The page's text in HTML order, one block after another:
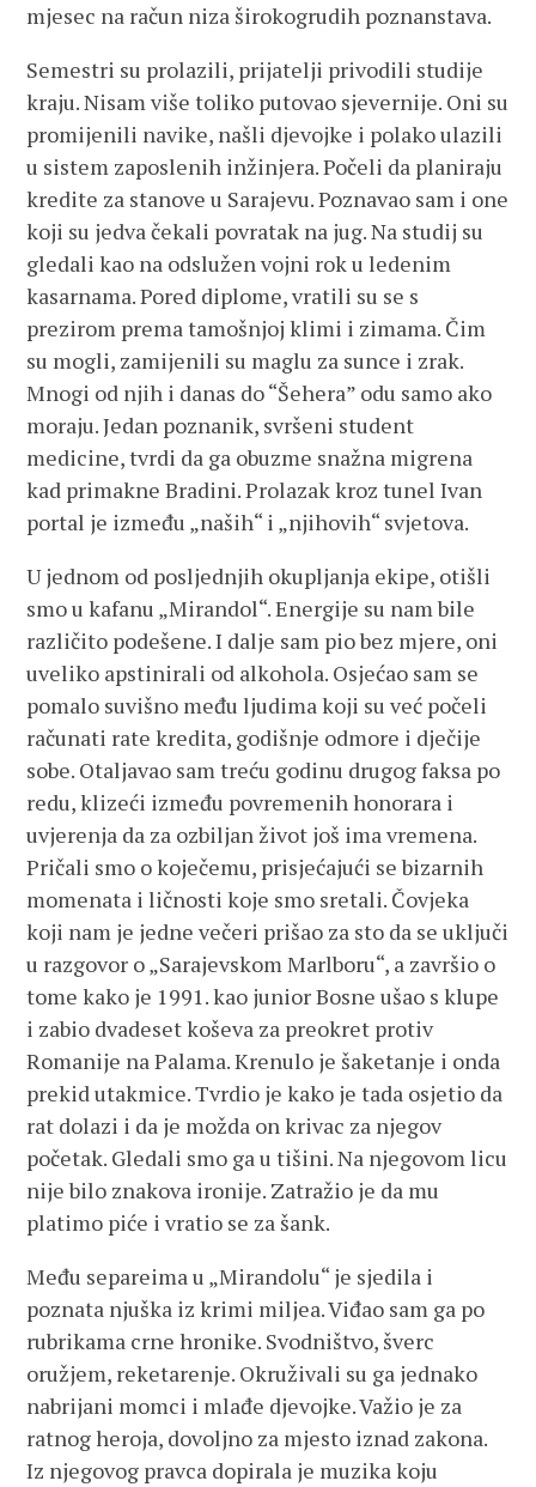
mjesec na račun niza širokogrudih poznanstava.
Semestri su prolazili, prijatelji privodili studije
kraju. Nisam više toliko putovao sjevernije. Oni su
promijenili navike, našli djevojke i polako ulazili
u sistem zaposlenih inžinjera. Počeli da planiraju
kredite za stanove u Sarajevu. Poznavao sam i one
koji su jedva čekali povratak na jug. Na studij su
gledali kao na odslužen vojni rok u ledenim
kasarnama. Pored diplome, vratili su se s
prezirom prema tamošnjoj klimi i zimama. Čim
su mogli, zamijenili su maglu za sunce i zrak.
Mnogi od njih i danas do “Šehera” odu samo ako
moraju. Jedan poznanik, svršeni student
medicine, tvrdi da ga obuzme snažna migrena
kad primakne Bradini. Prolazak kroz tunel Ivan
portal je između „naših“ i „njihovih“ svjetova.
U jednom od posljednjih okupljanja ekipe, otišli
smo u kafanu „Mirandol“. Energije su nam bile
različito podešene. I dalje sam pio bez mjere, oni
uveliko apstinirali od alkohola. Osjećao sam se
pomalo suvišno među ljudima koji su već počeli
računati rate kredita, godišnje odmore i dječije
sobe. Otaljavao sam treću godinu drugog faksa po
redu, klizeći između povremenih honorara i
uvjerenja da za ozbiljan život još ima vremena.
Pričali smo o koječemu, prisjećajući se bizarnih
momenata i ličnosti koje smo sretali. Čovjeka
koji nam je jedne večeri prišao za sto da se uključi
u razgovor o „Sarajevskom Marlboru“, a završio o
tome kako je 1991. kao junior Bosne ušao s klupe
i zabio dvadeset koševa za preokret protiv
Romanije na Palama. Krenulo je šaketanje i onda
prekid utakmice. Tvrdio je kako je tada osjetio da
rat dolazi i da je možda on krivac za njegov
početak. Gledali smo ga u tišini. Na njegovom licu
nije bilo znakova ironije. Zatražio je da mu
platimo piće i vratio se za šank.
Među separeima u „Mirandolu“ je sjedila i
poznata njuška iz krimi miljea. Viđao sam ga po
rubrikama crne hronike. Svodništvo, šverc
oružjem, reketarenje. Okruživali su ga jednako
nabrijani momci i mlađe djevojke. Važio je za
ratnog heroja, dovoljno za mjesto iznad zakona.
Iz njegovog pravca dopirala je muzika koju